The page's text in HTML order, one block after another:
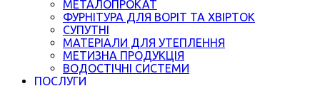
МЕТАЛОПРОКАТ
ФУРНІТУРА ДЛЯ ВОРІТ ТА ХВІРТОК
СУПУТНІ
МАТЕРІАЛИ ДЛЯ УТЕПЛЕННЯ
МЕТИЗНА ПРОДУКЦІЯ
ВОДОСТІЧНІ СИСТЕМИ
ПОСЛУГИ